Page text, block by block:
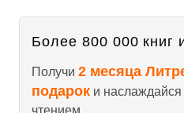
Более 800 000 книг
Получи 2 месяца
подарок и
чтением